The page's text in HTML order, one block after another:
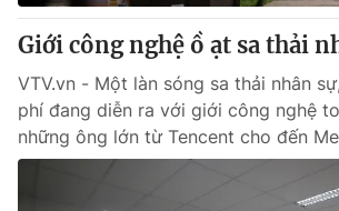
® Cấm sao chép dưới mọi hình thức nếu
thuận bằng văn bản. Ghi rõ nguồn VTV.vn
thông tin từ website này.
Giới công nghệ ồ ạt sa thải
VTV.vn - Một làn sóng sa thải nhân
phí đang diễn ra với giới công nghệ
những ông lớn từ Tencent cho đến